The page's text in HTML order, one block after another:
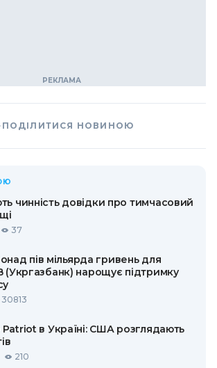
ПОДІЛИТИСЯ НОВИНОЮ
чинність довідки про тимчасовий
37
пів мільярда гривень для
(Укргазбанк) нарощує підтримку
30813
в Україні: США розглядають
210